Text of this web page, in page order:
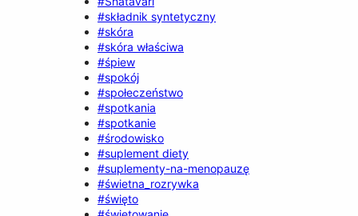
#składnik syntetyczny
#skóra
#skóra właściwa
#śpiew
#spokój
#społeczeństwo
#spotkania
#spotkanie
#środowisko
#suplement diety
#suplementy-na-menopauzę
#świetna_rozrywka
#święto